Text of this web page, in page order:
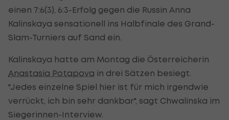
einen 7:6(3), 6:3-Erfolg gegen die Russin Anna
Kalinskaya sensationell ins Halbfinale des Grand-
Slam-Turniers auf Sand ein.
Kalinskaya hatte am Montag die Österreicherin
Anastasia Potapova in drei Sätzen besiegt.
"Jedes einzelne Spiel hier ist für mich irgendwie
verrückt, ich bin sehr dankbar", sagt Chwalinska im
Siegerinnen-Interview.